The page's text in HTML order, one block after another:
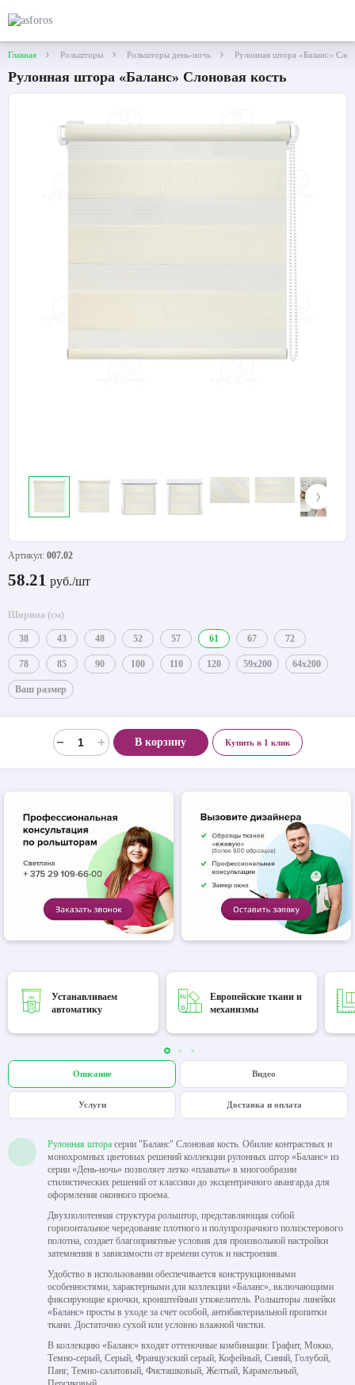
Главная Рольшторы Рольшторы день-ночь Рулонная штора «Баланс»
Рулонная штора «Баланс» Слоновая кость
Артикул: 007.02
58.21 руб./шт
Ширина (см)
38 43 48 52 57 61 67 72
78 85 90 100 110 120 59x200 64x200
Ваш размер
В корзину Купить в 1 клик
Устанавливаем
автоматику
Европейские ткани и
механизмы
Описание Видео
Услуги Доставка и оплата
Рулонная штора серии "Баланс" Слоновая кость. Обилие контрастных и
монохромных цветовых решений коллекции рулонных штор «Баланс» из
серии «День-ночь» позволяет легко «плавать» в многообразии
стилистических решений от классики до эксцентричного авангарда для
оформления оконного проема.
Двухполотенная структура рольштор, представляющая собой
горизонтальное чередование плотного и полупрозрачного полиэстерового
полотна, создает благоприятные условия для произвольной настройки
затемнения в зависимости от времени суток и настроения.
Удобство в использовании обеспечивается конструкционными
особенностями, характерными для коллекции «Баланс», включающими
фиксирующие крючки, кронштейныи утяжелитель. Рольшторы линейки
«Баланс» просты в уходе за счет особой, антибактериальной пропитки
ткани. Достаточно сухой или условно влажной чистки.
В коллекцию «Баланс» входят оттеночные комбинации: Графит, Мокко,
Темно-серый, Серый, Французский серый, Кофейный, Синий, Голубой,
Панг, Темно-салатовый, Фисташковый, Желтый, Карамельный,